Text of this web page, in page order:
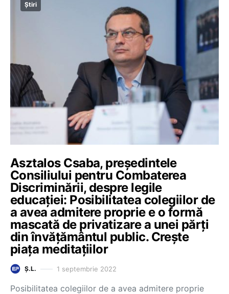
Știri
Asztalos Csaba, președintele
Consiliului pentru Combaterea
Discriminării, despre legile
educației: Posibilitatea colegiilor de
a avea admitere proprie e o formă
mascată de privatizare a unei părți
din învățământul public. Crește
piața meditațiilor
Ș.L. 1 septembrie 2022
Posibilitatea colegiilor de a avea admitere proprie